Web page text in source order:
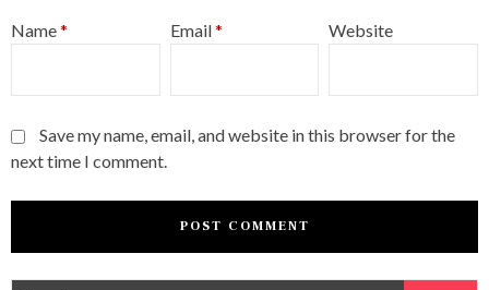
Name* Email* Website
Save my name, email, and website in this browser for the
next time I comment.